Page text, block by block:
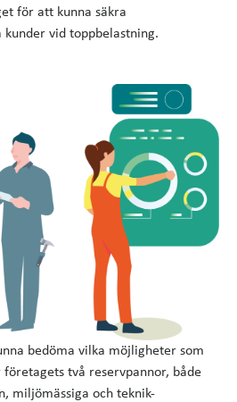
för att kunna säkra
vid toppbelastning.
bedöma vilka möjligheter som
två reservpannor, både
miljömässiga och teknik-